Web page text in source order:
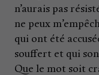
n’aurais pas
ne peux
qui ont été
souffert et qui
Que le mot soit